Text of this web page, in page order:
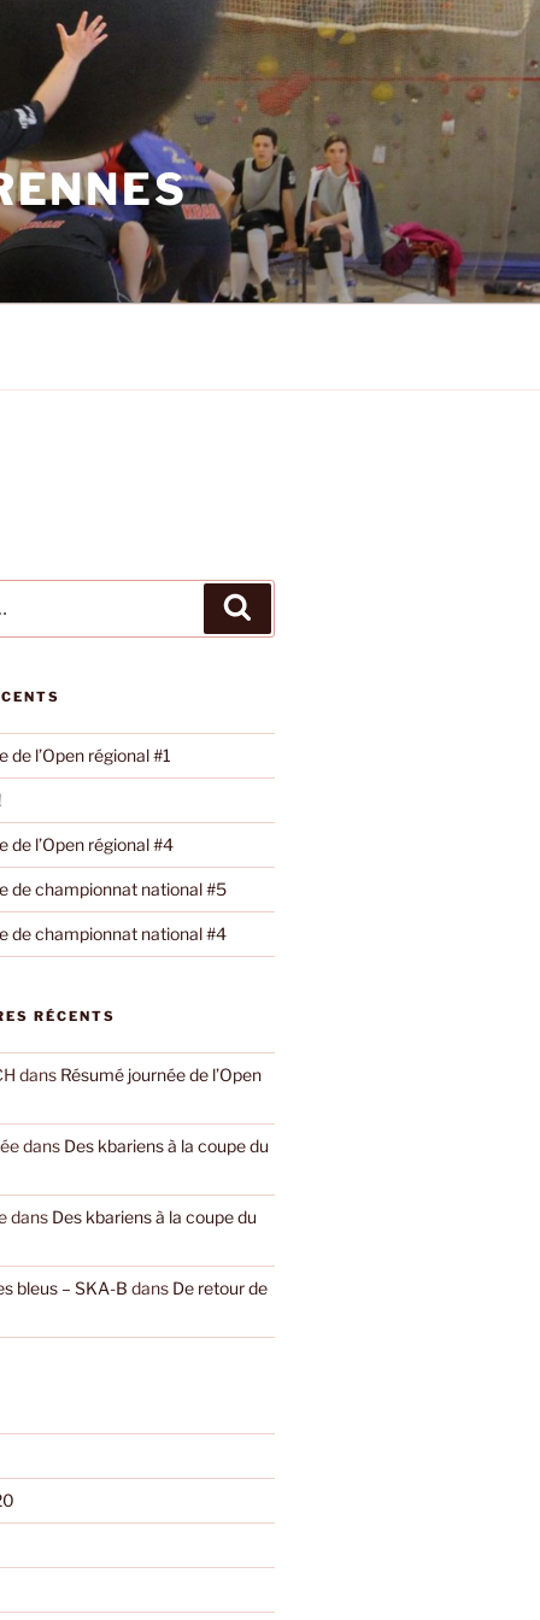
de l’Open régional #1
de l’Open régional #4
de championnat national #5
de championnat national #4
RÉCENTS
dans Résumé journée de l’Open
dans Des kbariens à la coupe du
dans Des kbariens à la coupe du
bleus – SKA-B dans De retour de